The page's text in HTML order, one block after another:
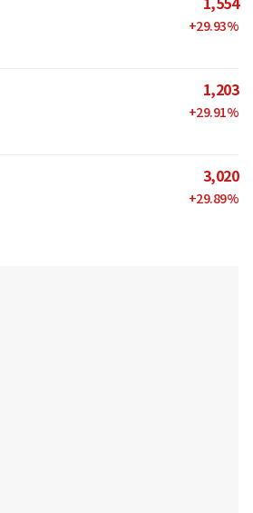
1,554
+29.93%
1,203
+29.91%
3,020
+29.89%